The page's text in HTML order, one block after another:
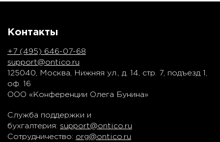
Контакты
+7 (495) 646-07-68
support@ontico.ru
125040, Москва, Нижняя ул., д. 14, стр. 7, подъезд 1,
оф. 16
ООО «Конференции Олега Бунина»
Служба поддержки и
бухгалтерия: support@ontico.ru
Сотрудничество: org@ontico.ru